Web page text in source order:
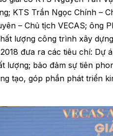
KTS Trần Ngọc Chính –
– Chủ tịch VECAS; ông
lượng công trình xây
đưa ra các tiêu chí:
lượng; bảo đảm sự tiên
tạo, góp phần phát triển